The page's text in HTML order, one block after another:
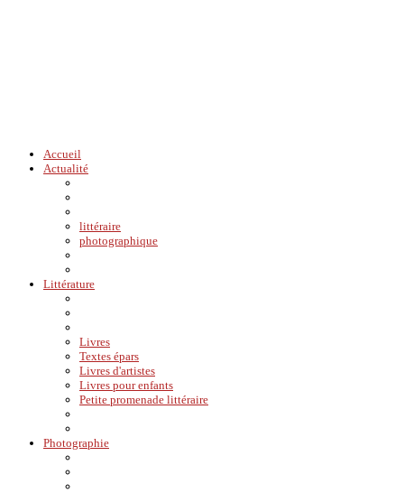
Accueil
Actualité
littéraire
photographique
Littérature
Livres
Textes épars
Livres d'artistes
Livres pour enfants
Petite promenade littéraire
Photographie